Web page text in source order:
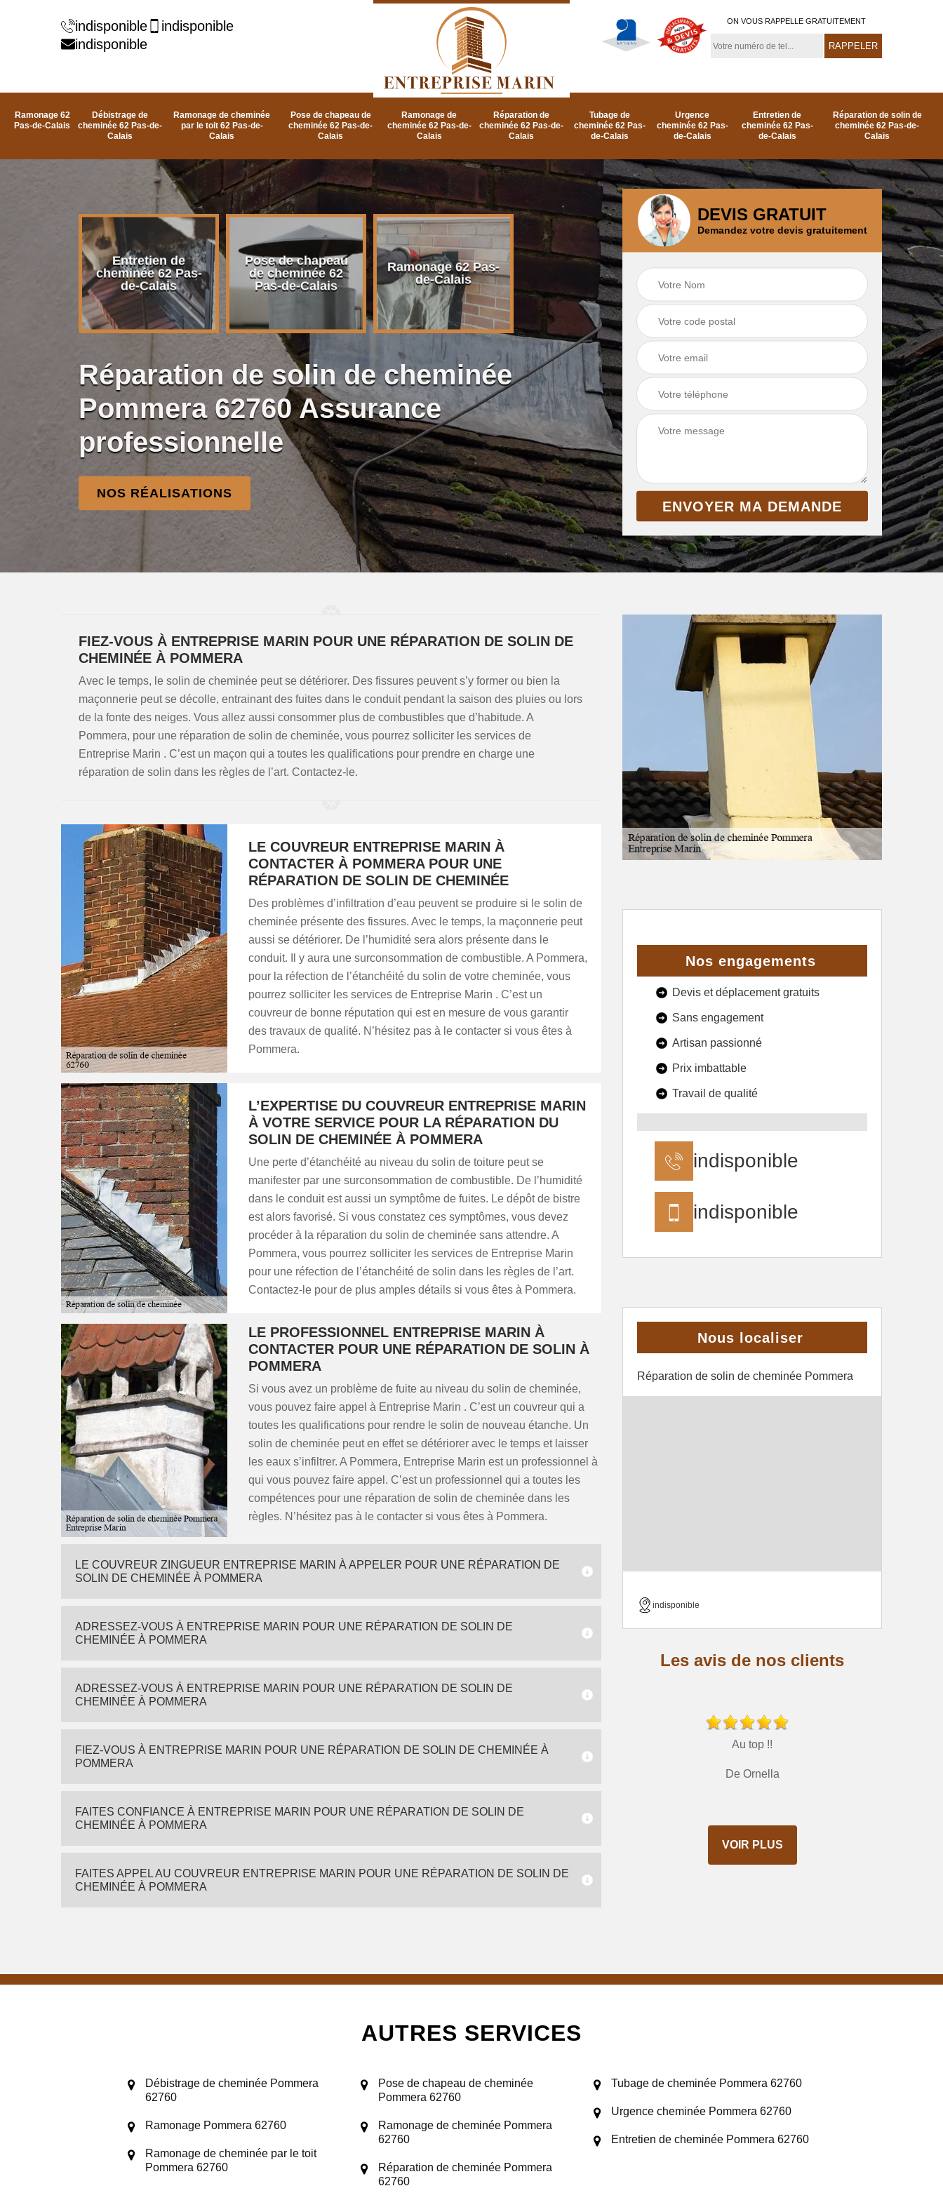
indisponible
indisponible
indisponible
ON VOUS RAPPELLE GRATUITEMENT
Ramonage 62
Pas-de-Calais
Débistrage de
cheminée 62 Pas-de-
Calais
Ramonage de cheminée
par le toit 62 Pas-de-
Calais
Pose de chapeau de
cheminée 62 Pas-de-
Calais
Ramonage de
cheminée 62 Pas-de-
Calais
Réparation de
cheminée 62 Pas-de-
Calais
Tubage de
cheminée 62 Pas-
de-Calais
Urgence
cheminée 62 Pas-
de-Calais
Entretien de
cheminée 62 Pas-
de-Calais
Réparation de solin de
cheminée 62 Pas-de-
Calais
Entretien de
cheminée 62 Pas-
de-Calais
Pose de chapeau
de cheminée 62
Pas-de-Calais
Ramonage 62 Pas-
de-Calais
Ramonage de
cheminée 62 Pas-
de-Calais
62 Pas-de-Calais
Réparation de
cheminée 62 Pas-
de-Calais
Réparation de solin de cheminée
Pommera 62760 Assurance
professionnelle
NOS RÉALISATIONS
DEVIS GRATUIT
Demandez votre devis gratuitement
FIEZ-VOUS À ENTREPRISE MARIN POUR UNE RÉPARATION DE SOLIN DE
CHEMINÉE À POMMERA
Avec le temps, le solin de cheminée peut se détériorer. Des fissures peuvent s’y former ou bien la
maçonnerie peut se décolle, entrainant des fuites dans le conduit pendant la saison des pluies ou lors
de la fonte des neiges. Vous allez aussi consommer plus de combustibles que d’habitude. A
Pommera, pour une réparation de solin de cheminée, vous pourrez solliciter les services de
Entreprise Marin . C’est un maçon qui a toutes les qualifications pour prendre en charge une
réparation de solin dans les règles de l’art. Contactez-le.
LE COUVREUR ENTREPRISE MARIN À
CONTACTER À POMMERA POUR UNE
RÉPARATION DE SOLIN DE CHEMINÉE
Des problèmes d’infiltration d’eau peuvent se produire si le solin de
cheminée présente des fissures. Avec le temps, la maçonnerie peut
aussi se détériorer. De l’humidité sera alors présente dans le
conduit. Il y aura une surconsommation de combustible. A Pommera,
pour la réfection de l’étanchéité du solin de votre cheminée, vous
pourrez solliciter les services de Entreprise Marin . C’est un
couvreur de bonne réputation qui est en mesure de vous garantir
des travaux de qualité. N’hésitez pas à le contacter si vous êtes à
Pommera.
L’EXPERTISE DU COUVREUR ENTREPRISE MARIN
À VOTRE SERVICE POUR LA RÉPARATION DU
SOLIN DE CHEMINÉE À POMMERA
Une perte d’étanchéité au niveau du solin de toiture peut se
manifester par une surconsommation de combustible. De l’humidité
dans le conduit est aussi un symptôme de fuites. Le dépôt de bistre
est alors favorisé. Si vous constatez ces symptômes, vous devez
procéder à la réparation du solin de cheminée sans attendre. A
Pommera, vous pourrez solliciter les services de Entreprise Marin
pour une réfection de l’étanchéité de solin dans les règles de l’art.
Contactez-le pour de plus amples détails si vous êtes à Pommera.
LE PROFESSIONNEL ENTREPRISE MARIN À
CONTACTER POUR UNE RÉPARATION DE SOLIN À
POMMERA
Si vous avez un problème de fuite au niveau du solin de cheminée,
vous pouvez faire appel à Entreprise Marin . C’est un couvreur qui a
toutes les qualifications pour rendre le solin de nouveau étanche. Un
solin de cheminée peut en effet se détériorer avec le temps et laisser
les eaux s’infiltrer. A Pommera, Entreprise Marin est un professionnel à
qui vous pouvez faire appel. C’est un professionnel qui a toutes les
compétences pour une réparation de solin de cheminée dans les
règles. N’hésitez pas à le contacter si vous êtes à Pommera.
LE COUVREUR ZINGUEUR ENTREPRISE MARIN À APPELER POUR UNE RÉPARATION DE
SOLIN DE CHEMINÉE À POMMERA
ADRESSEZ-VOUS À ENTREPRISE MARIN POUR UNE RÉPARATION DE SOLIN DE
CHEMINÉE À POMMERA
ADRESSEZ-VOUS À ENTREPRISE MARIN POUR UNE RÉPARATION DE SOLIN DE
CHEMINÉE À POMMERA
FIEZ-VOUS À ENTREPRISE MARIN POUR UNE RÉPARATION DE SOLIN DE CHEMINÉE À
POMMERA
FAITES CONFIANCE À ENTREPRISE MARIN POUR UNE RÉPARATION DE SOLIN DE
CHEMINÉE À POMMERA
FAITES APPEL AU COUVREUR ENTREPRISE MARIN POUR UNE RÉPARATION DE SOLIN DE
CHEMINÉE À POMMERA
Nos engagements
Devis et déplacement gratuits
Sans engagement
Artisan passionné
Prix imbattable
Travail de qualité
indisponible
indisponible
Nous localiser
Réparation de solin de cheminée Pommera
indisponible
Les avis de nos clients
Au top !!
De Ornella
VOIR PLUS
AUTRES SERVICES
Débistrage de cheminée Pommera
62760
Ramonage Pommera 62760
Ramonage de cheminée par le toit
Pommera 62760
Pose de chapeau de cheminée
Pommera 62760
Ramonage de cheminée Pommera
62760
Réparation de cheminée Pommera
62760
Tubage de cheminée Pommera 62760
Urgence cheminée Pommera 62760
Entretien de cheminée Pommera 62760